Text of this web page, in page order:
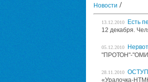
Новости /
13.12.2010
Есть
12 декабря.
05.12.2010
"ПРОТОН"-
28.11.2010
«Уралочка-